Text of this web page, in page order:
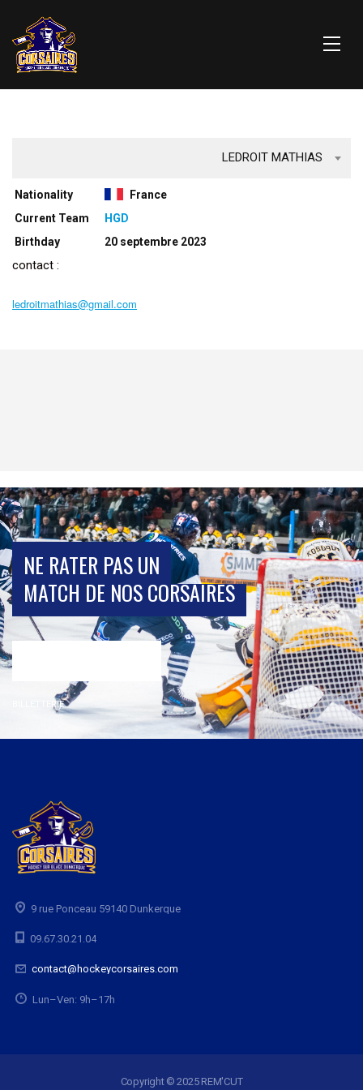
LEDROIT MATHIAS
Nationality
France
Current Team
HGD
Birthday
20 septembre 2023
contact :
ledroitmathias@gmail.com
NE RATER PAS UN
MATCH DE NOS CORSAIRES
BILLETTERIE
9 rue Ponceau 59140 Dunkerque
09.67.30.21.04
contact@hockeycorsaires.com
Lun–Ven: 9h–17h
Copyright © 2025 REM'CUT